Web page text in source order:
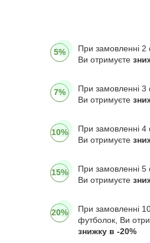
5%
При замовленні 2
Ви отримуєте
7%
При замовленні 3
Ви отримуєте
10%
При замовленні 4
Ви отримуєте
15%
При замовленні 5
Ви отримуєте
20%
При замовленні
футболок, Ви
знижку в -20%